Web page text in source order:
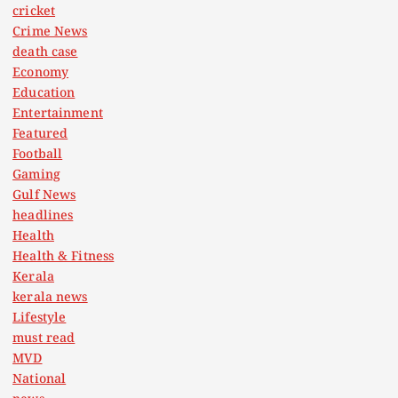
cricket
Crime News
death case
Economy
Education
Entertainment
Featured
Football
Gaming
Gulf News
headlines
Health
Health & Fitness
Kerala
kerala news
Lifestyle
must read
MVD
National